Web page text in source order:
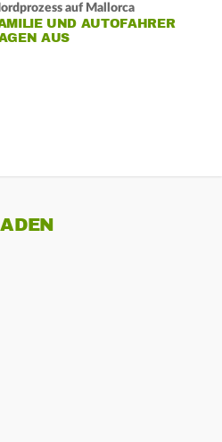
auf Mallorca
UND AUTOFAHRER
AUS